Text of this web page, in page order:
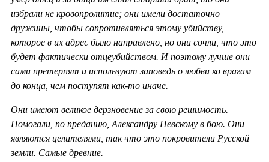
избрали не кровопролитие; они имели достаточно
дружины, чтобы сопротивляться этому убийству,
которое в их адрес было направлено, но они сочли, что это
будет фактически отцеубийством. И поэтому лучше они
сами претерпят и используют заповедь о любви ко врагам
до конца, чем поступят как-то иначе.
Они имеют великое дерзновение за свою решимость.
Помогали, по преданию, Александру Невскому в бою. Они
являются целителями, так что это покровители Русской
земли. Самые древние.